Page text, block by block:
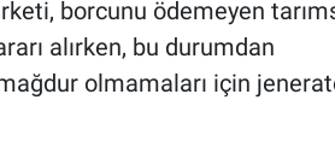
borcunu ödemeyen
alırken, bu durumdan
olmamaları için